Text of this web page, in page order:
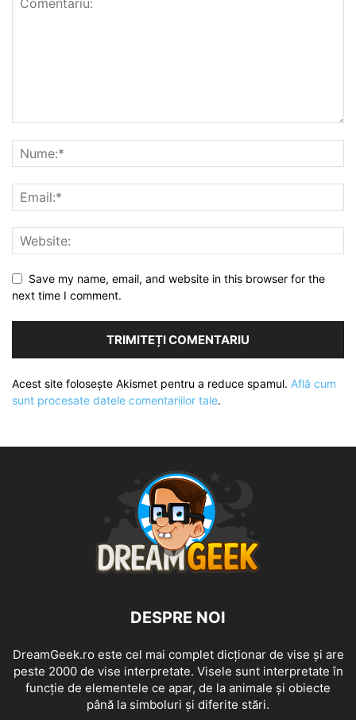
Save my name, email, and website in this browser for the
next time I comment.
Acest site folosește Akismet pentru a reduce spamul. Află cum
sunt procesate datele comentariilor tale.
DESPRE NOI
DreamGeek.ro este cel mai complet dicționar de vise și are
peste 2000 de vise interpretate. Visele sunt interpretate în
funcție de elementele ce apar, de la animale și obiecte
până la simboluri și diferite stări.